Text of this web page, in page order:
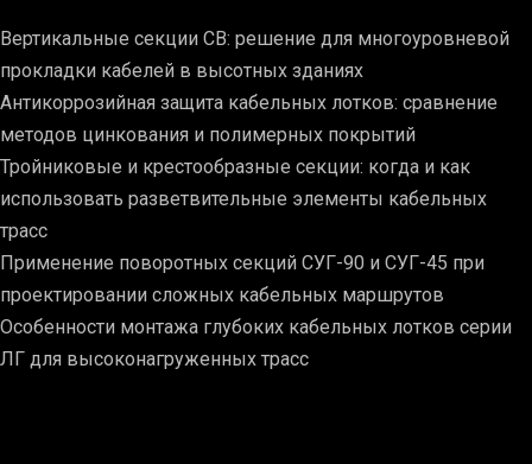
Вертикальные секции СВ: решение для многоуровневой
прокладки кабелей в высотных зданиях
Антикоррозийная защита кабельных лотков: сравнение
методов цинкования и полимерных покрытий
Тройниковые и крестообразные секции: когда и как
использовать разветвительные элементы кабельных
трасс
Применение поворотных секций СУГ-90 и СУГ-45 при
проектировании сложных кабельных маршрутов
Особенности монтажа глубоких кабельных лотков серии
ЛГ для высоконагруженных трасс